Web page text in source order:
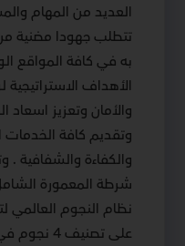
العديد من المهام
تتطلب جهودا مضنية من
به في كافة المواقع
الأهداف الاستراتيجية
والأمان وتعزيز اسعاد
وتقديم كافة الخدمات
والكفاءة والشفافية .
شرطة المعمورة
نظام النجوم العالمي
على تصنيف 4